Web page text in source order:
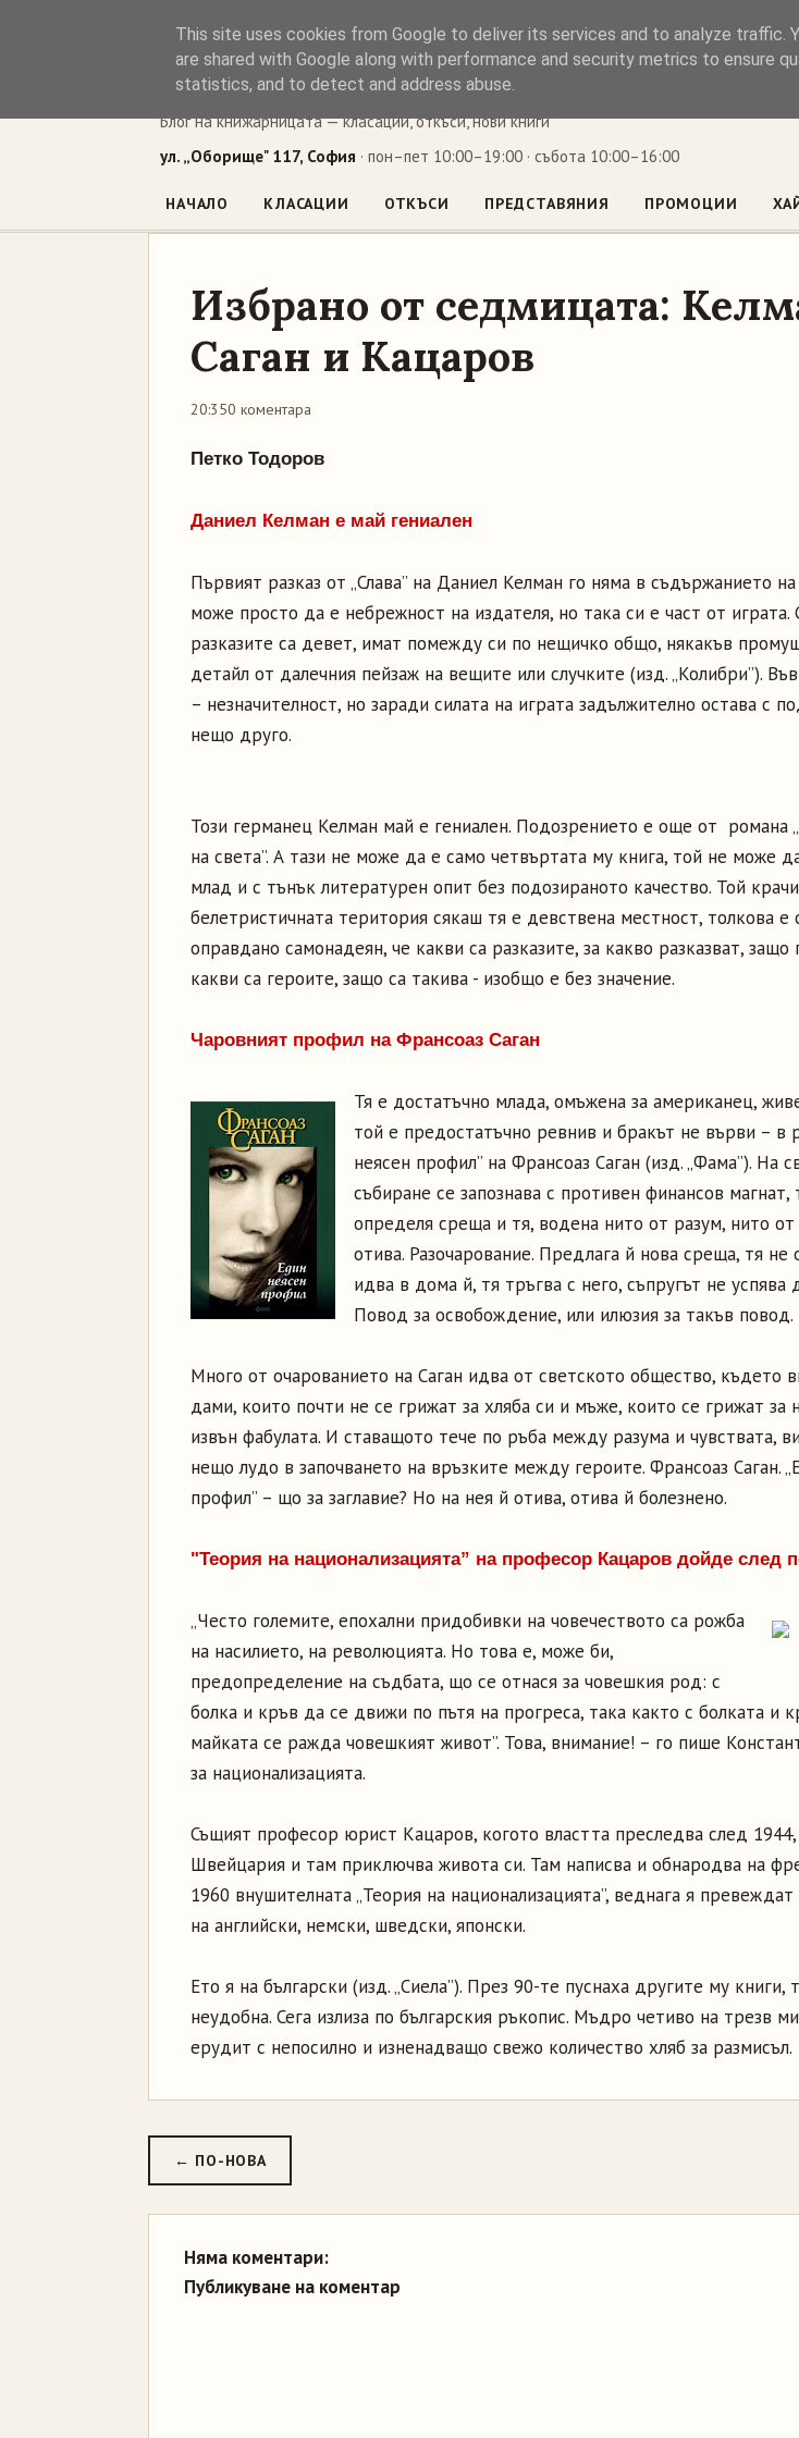
Книжен ъгъл
Блог на книжарницата — класации, откъси, нови книги
ул. „Оборище" 117, София · пон–пет 10:00–19:00 · събота 10:00–16:00
НАЧАЛО КЛАСАЦИИ ОТКЪСИ ПРЕДСТАВЯНИЯ ПРОМОЦИИ
Избрано от седмицата:
Саган и Кацаров
20:350 коментара
Петко Тодоров
Даниел Келман е май гениален
Първият разказ от „Слава” на Даниел Келман го няма в съдържанието на
може просто да е небрежност на издателя, но така си е част от играта.
разказите са девет, имат помежду си по нещичко общо, някакъв
детайл от далечния пейзаж на вещите или случките (изд. „Колибри”).
– незначителност, но заради силата на играта задължително остава с
нещо друго.
Този германец Келман май е гениален. Подозрението е още от романа
на света”. А тази не може да е само четвъртата му книга, той не може
млад и с тънък литературен опит без подозираното качество. Той
белетристичната територия сякаш тя е девствена местност, толкова е
оправдано самонадеян, че какви са разказите, за какво разказват, защо
какви са героите, защо са такива - изобщо е без значение.
Чаровният профил на Франсоаз Саган
Тя е достатъчно млада, омъжена за американец,
той е предостатъчно ревнив и бракът не върви – в
неясен профил” на Франсоаз Саган (изд. „Фама”). На
събиране се запознава с противен финансов магнат,
определя среща и тя, водена нито от разум, нито от
отива. Разочарование. Предлага й нова среща, тя не
идва в дома й, тя тръгва с него, съпругът не успява
Повод за освобождение, или илюзия за такъв повод.
Много от очарованието на Саган идва от светското общество, където
дами, които почти не се грижат за хляба си и мъже, които се грижат за
извън фабулата. И ставащото тече по ръба между разума и чувствата,
нещо лудо в започването на връзките между героите. Франсоаз Саган.
профил” – що за заглавие? Но на нея й отива, отива й болезнено.
"Теория на национализацията” на професор Кацаров дойде след
„Често големите, епохални придобивки на човечеството са рожба
на насилието, на революцията. Но това е, може би,
предопределение на съдбата, що се отнася за човешкия род: с
болка и кръв да се движи по пътя на прогреса, така както с болката и
майката се ражда човешкият живот”. Това, внимание! – го пише
за национализацията.
Същият професор юрист Кацаров, когото властта преследва след 1944,
Швейцария и там приключва живота си. Там написва и обнародва на
1960 внушителната „Теория на национализацията”, веднага я превеждат
на английски, немски, шведски, японски.
Ето я на български (изд. „Сиела”). През 90-те пуснаха другите му книги,
неудобна. Сега излиза по българския ръкопис. Мъдро четиво на трезв
ерудит с непосилно и изненадващо свежо количество хляб за размисъл.
← ПО-НОВА
Няма коментари:
Публикуване на коментар
This site uses cookies from Google to deliver its services and to analyze traffic.
are shared with Google along with performance and security metrics to ensure
statistics, and to detect and address abuse.